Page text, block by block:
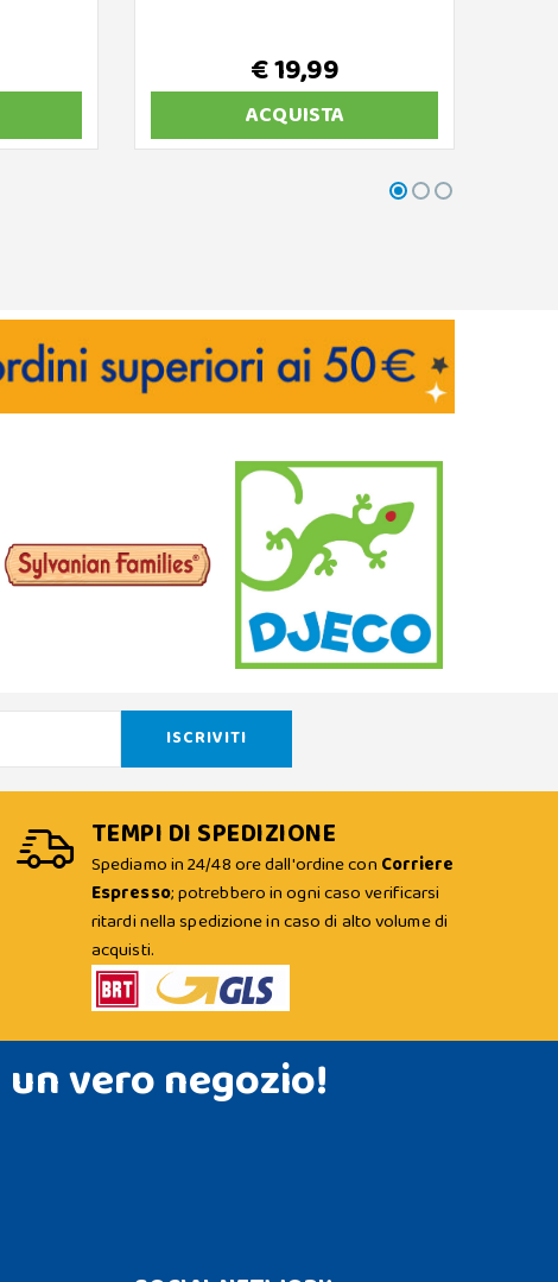
€ 19,99
ACQUISTA
TEMPI DI SPEDIZIONE
Spediamo in 24/48 ore dall'ordine con Corriere
Espresso; potrebbero in ogni caso verificarsi
ritardi nella spedizione in caso di alto volume di
acquisti.
un vero negozio!